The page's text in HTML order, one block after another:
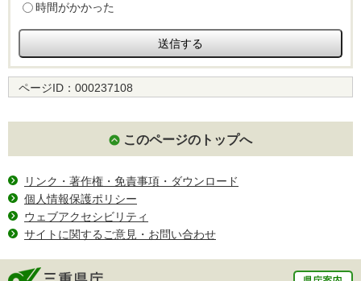
時間がかかった
ページID： 000237108
このページのトップへ
リンク・著作権・免責事項・ダウンロード
個人情報保護ポリシー
ウェブアクセシビリティ
サイトに関するご意見・お問い合わせ